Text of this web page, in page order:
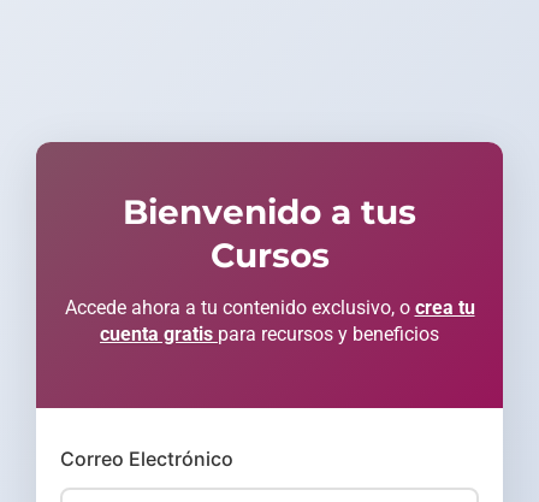
Bienvenido a tus
Cursos
Accede ahora a tu contenido exclusivo, o crea tu
cuenta gratis para recursos y beneficios
Correo Electrónico